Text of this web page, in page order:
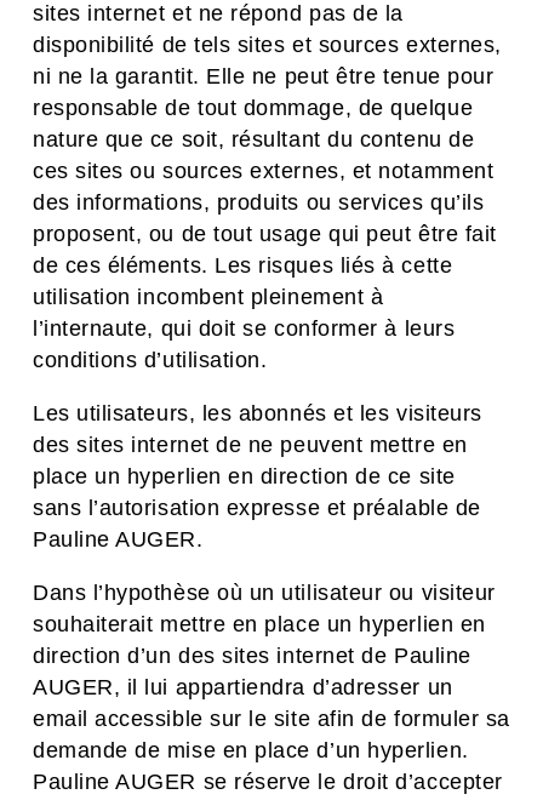
sites internet et ne répond pas de la
disponibilité de tels sites et sources externes,
ni ne la garantit. Elle ne peut être tenue pour
responsable de tout dommage, de quelque
nature que ce soit, résultant du contenu de
ces sites ou sources externes, et notamment
des informations, produits ou services qu’ils
proposent, ou de tout usage qui peut être fait
de ces éléments. Les risques liés à cette
utilisation incombent pleinement à
l’internaute, qui doit se conformer à leurs
conditions d’utilisation.
Les utilisateurs, les abonnés et les visiteurs
des sites internet de ne peuvent mettre en
place un hyperlien en direction de ce site
sans l’autorisation expresse et préalable de
Pauline AUGER.
Dans l’hypothèse où un utilisateur ou visiteur
souhaiterait mettre en place un hyperlien en
direction d’un des sites internet de Pauline
AUGER, il lui appartiendra d’adresser un
email accessible sur le site afin de formuler sa
demande de mise en place d’un hyperlien.
Pauline AUGER se réserve le droit d’accepter